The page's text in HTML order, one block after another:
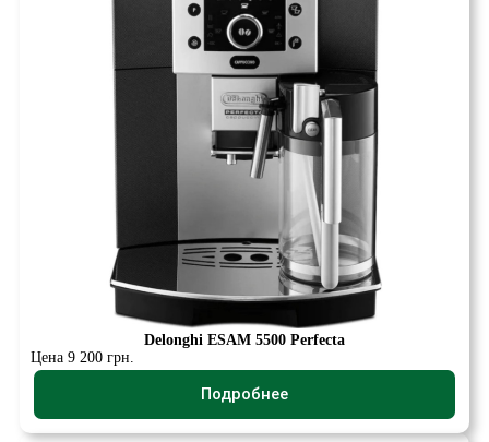
Delonghi ESAM 5500 Perfecta
Цена 9 200 грн.
Подробнее